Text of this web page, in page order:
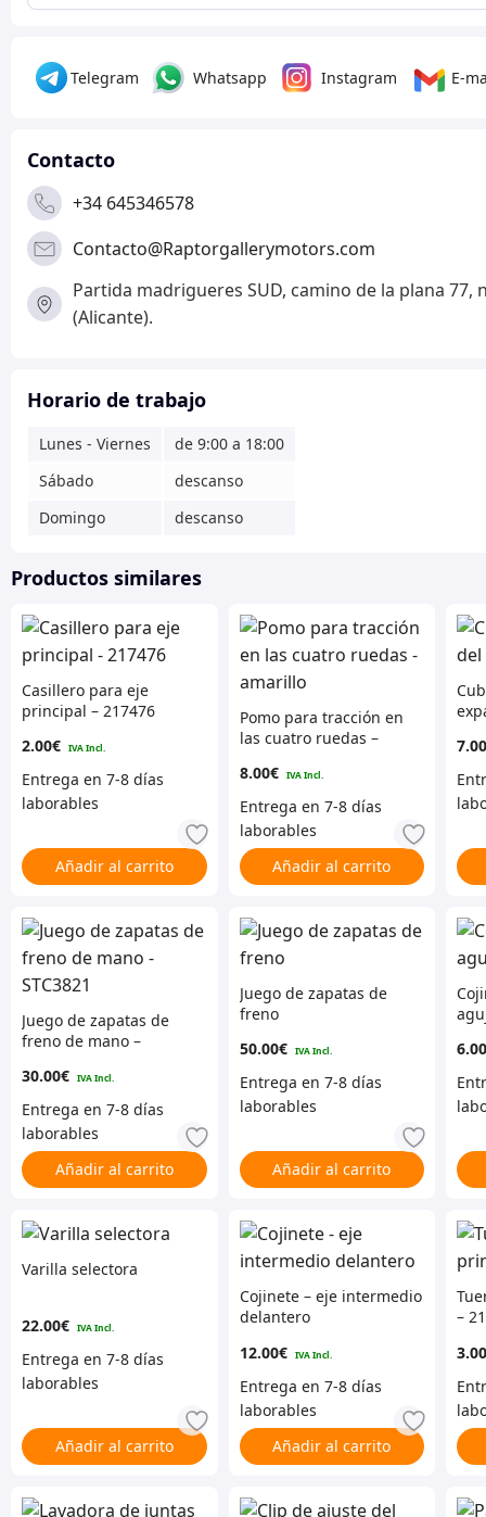
Telegram Whatsapp Instagram E-
Contacto
+34 645346578
Contacto@Raptorgallerymotors.com
Partida madrigueres SUD, camino de la plana 77,
(Alicante).
Horario de trabajo
Lunes - Viernes
de 9:00 a 18:00
Sábado
descanso
Domingo
descanso
Productos similares
Casillero para eje
principal – 217476
2.00€
Añadir al carrito
Pomo para tracción en
las cuatro ruedas –
8.00€
Añadir al carrito
Juego de zapatas de
freno de mano –
30.00€
Añadir al carrito
Juego de zapatas de
freno
50.00€
Añadir al carrito
Varilla selectora
22.00€
Añadir al carrito
Cojinete – eje intermedio
delantero
12.00€
Añadir al carrito
–